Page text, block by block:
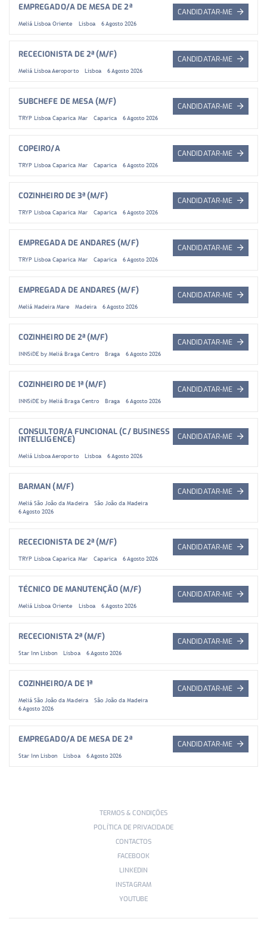
EMPREGADO/A DE MESA DE 2ª
Meliá Lisboa Oriente Lisboa 6 Agosto 2026
CANDIDATAR-ME
RECECIONISTA DE 2ª (M/F)
Meliá Lisboa Aeroporto Lisboa 6 Agosto 2026
CANDIDATAR-ME
SUBCHEFE DE MESA (M/F)
TRYP Lisboa Caparica Mar Caparica 6 Agosto 2026
CANDIDATAR-ME
COPEIRO/A
TRYP Lisboa Caparica Mar Caparica 6 Agosto 2026
CANDIDATAR-ME
COZINHEIRO DE 3ª (M/F)
TRYP Lisboa Caparica Mar Caparica 6 Agosto 2026
CANDIDATAR-ME
EMPREGADA DE ANDARES (M/F)
TRYP Lisboa Caparica Mar Caparica 6 Agosto 2026
CANDIDATAR-ME
EMPREGADA DE ANDARES (M/F)
Meliá Madeira Mare Madeira 6 Agosto 2026
CANDIDATAR-ME
COZINHEIRO DE 2ª (M/F)
INNSiDE by Meliá Braga Centro Braga 6 Agosto 2026
CANDIDATAR-ME
COZINHEIRO DE 1ª (M/F)
INNSiDE by Meliá Braga Centro Braga 6 Agosto 2026
CANDIDATAR-ME
CONSULTOR/A FUNCIONAL (C/ BUSINESS
INTELLIGENCE)
Meliá Lisboa Aeroporto Lisboa 6 Agosto 2026
CANDIDATAR-ME
BARMAN (M/F)
Meliá São João da Madeira
São João da Madeira
6 Agosto 2026
CANDIDATAR-ME
RECECIONISTA DE 2ª (M/F)
TRYP Lisboa Caparica Mar Caparica 6 Agosto 2026
CANDIDATAR-ME
TÉCNICO DE MANUTENÇÃO (M/F)
Meliá Lisboa Oriente Lisboa 6 Agosto 2026
CANDIDATAR-ME
RECECIONISTA 2ª (M/F)
Star Inn Lisbon Lisboa 6 Agosto 2026
CANDIDATAR-ME
COZINHEIRO/A DE 1ª
Meliá São João da Madeira
São João da Madeira
6 Agosto 2026
CANDIDATAR-ME
EMPREGADO/A DE MESA DE 2ª
Star Inn Lisbon Lisboa 6 Agosto 2026
CANDIDATAR-ME
TERMOS & CONDIÇÕES
POLÍTICA DE PRIVACIDADE
CONTACTOS
FACEBOOK
LINKEDIN
INSTAGRAM
YOUTUBE